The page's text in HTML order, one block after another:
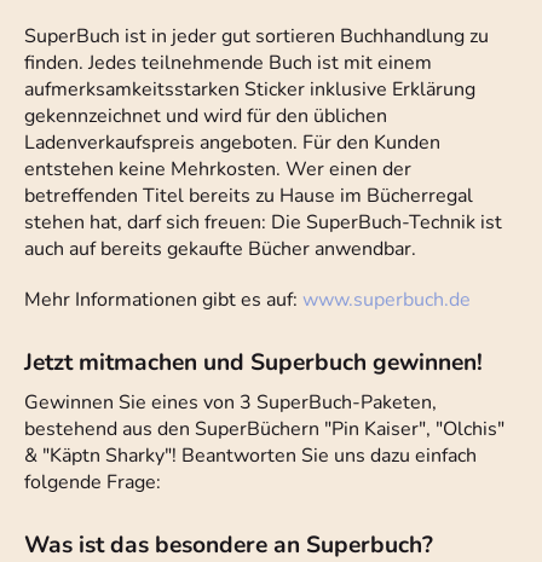
SuperBuch ist in jeder gut sortieren Buchhandlung zu
finden. Jedes teilnehmende Buch ist mit einem
aufmerksamkeitsstarken Sticker inklusive Erklärung
gekennzeichnet und wird für den üblichen
Ladenverkaufspreis angeboten. Für den Kunden
entstehen keine Mehrkosten. Wer einen der
betreffenden Titel bereits zu Hause im Bücherregal
stehen hat, darf sich freuen: Die SuperBuch-Technik ist
auch auf bereits gekaufte Bücher anwendbar.
Mehr Informationen gibt es auf: www.superbuch.de
Jetzt mitmachen und Superbuch gewinnen!
Gewinnen Sie eines von 3 SuperBuch-Paketen,
bestehend aus den SuperBüchern "Pin Kaiser", "Olchis"
& "Käptn Sharky"! Beantworten Sie uns dazu einfach
folgende Frage:
Was ist das besondere an Superbuch?